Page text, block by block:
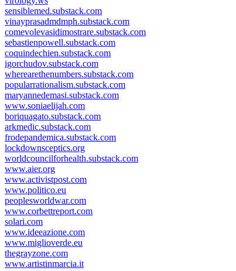
sensiblemed.substack.com
vinayprasadmdmph.substack.com
comevolevasidimostrare.substack.com
sebastienpowell.substack.com
coquindechien.substack.com
igorchudov.substack.com
wherearethenumbers.substack.com
popularrationalism.substack.com
maryannedemasi.substack.com
www.soniaelijah.com
boriquagato.substack.com
arkmedic.substack.com
frodepandemica.substack.com
lockdownsceptics.org
worldcouncilforhealth.substack.com
www.aier.org
www.activistpost.com
www.politico.eu
peoplesworldwar.com
www.corbettreport.com
solari.com
www.ideeazione.com
www.miglioverde.eu
thegrayzone.com
www.artistinmarcia.it